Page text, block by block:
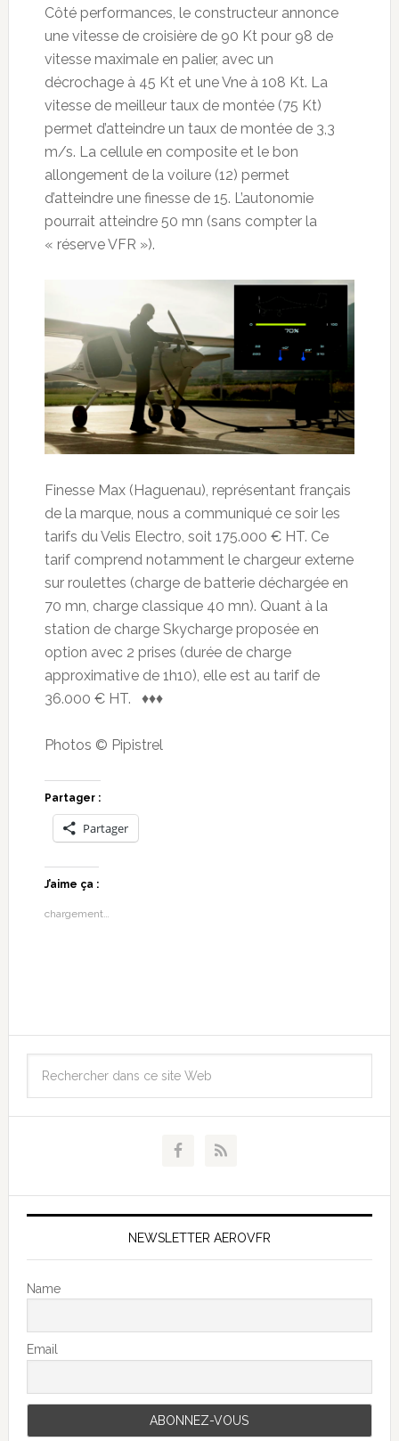
Côté performances, le constructeur annonce
une vitesse de croisière de 90 Kt pour 98 de
vitesse maximale en palier, avec un
décrochage à 45 Kt et une Vne à 108 Kt. La
vitesse de meilleur taux de montée (75 Kt)
permet d’atteindre un taux de montée de 3,3
m/s. La cellule en composite et le bon
allongement de la voilure (12) permet
d’atteindre une finesse de 15. L’autonomie
pourrait atteindre 50 mn (sans compter la
« réserve VFR »).
Finesse Max (Haguenau), représentant français
de la marque, nous a communiqué ce soir les
tarifs du Velis Electro, soit 175.000 € HT. Ce
tarif comprend notamment le chargeur externe
sur roulettes (charge de batterie déchargée en
70 mn, charge classique 40 mn). Quant à la
station de charge Skycharge proposée en
option avec 2 prises (durée de charge
approximative de 1h10), elle est au tarif de
36.000 € HT. ♦♦♦
Photos © Pipistrel
Partager :
Partager
J’aime ça :
chargement…
NEWSLETTER AEROVFR
Name
Email